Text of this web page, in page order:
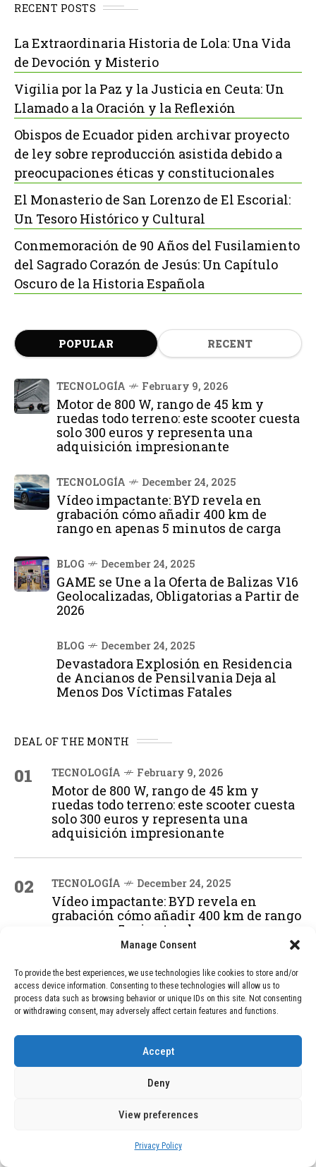
Manage Consent
To provide the best experiences, we use technologies like cookies to store and/or
access device information. Consenting to these technologies will allow us to
process data such as browsing behavior or unique IDs on this site. Not consenting
or withdrawing consent, may adversely affect certain features and functions.
Accept
Deny
View preferences
Privacy Policy
RECENT POSTS
La Extraordinaria Historia de Lola: Una Vida
de Devoción y Misterio
Vigilia por la Paz y la Justicia en Ceuta: Un
Llamado a la Oración y la Reflexión
Obispos de Ecuador piden archivar proyecto
de ley sobre reproducción asistida debido a
preocupaciones éticas y constitucionales
El Monasterio de San Lorenzo de El Escorial:
Un Tesoro Histórico y Cultural
Conmemoración de 90 Años del Fusilamiento
del Sagrado Corazón de Jesús: Un Capítulo
Oscuro de la Historia Española
POPULAR RECENT
TECNOLOGÍA February 9, 2026
Motor de 800 W, rango de 45 km y
ruedas todo terreno: este scooter cuesta
solo 300 euros y representa una
adquisición impresionante
TECNOLOGÍA December 24, 2025
Vídeo impactante: BYD revela en
grabación cómo añadir 400 km de
rango en apenas 5 minutos de carga
BLOG December 24, 2025
GAME se Une a la Oferta de Balizas V16
Geolocalizadas, Obligatorias a Partir de
2026
BLOG December 24, 2025
Devastadora Explosión en Residencia
de Ancianos de Pensilvania Deja al
Menos Dos Víctimas Fatales
DEAL OF THE MONTH
01 TECNOLOGÍA February 9, 2026
Motor de 800 W, rango de 45 km y
ruedas todo terreno: este scooter cuesta
solo 300 euros y representa una
adquisición impresionante
02 TECNOLOGÍA December 24, 2025
Vídeo impactante: BYD revela en
grabación cómo añadir 400 km de rango
en apenas 5 minutos de carga
03 BLOG December 24, 2025
GAME se Une a la Oferta de Balizas V16
Geolocalizadas, Obligatorias a Partir de
December 24, 2025
Devastadora Explosión en Residencia
de Ancianos de Pensilvania Deja al
Menos Dos Víctimas Fatales